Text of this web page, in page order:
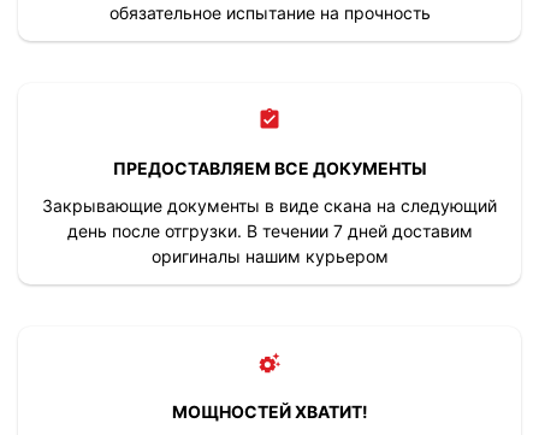
обязательное испытание на прочность
ПРЕДОСТАВЛЯЕМ ВСЕ ДОКУМЕНТЫ
Закрывающие документы в виде скана на следующий
день после отгрузки. В течении 7 дней доставим
оригиналы нашим курьером
МОЩНОСТЕЙ ХВАТИТ!